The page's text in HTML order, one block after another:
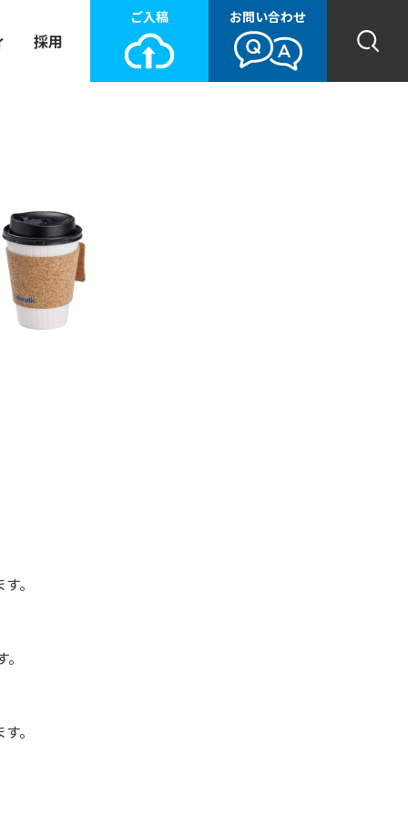
採用
ご入稿 お問い合わせ
。
。